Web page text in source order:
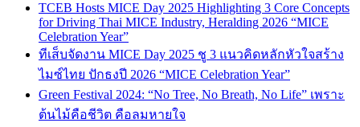
TCEB Hosts MICE Day 2025 Highlighting 3 Core Concepts
for Driving Thai MICE Industry, Heralding 2026 “MICE
Celebration Year”
ทีเส็บจัดงาน MICE Day 2025 ชู 3 แนวคิดหลักหัวใจสร้าง
ไมซ์ไทย ปักธงปี 2026 “MICE Celebration Year”
Green Festival 2024: “No Tree, No Breath, No Life” เพราะ
ต้นไม้คือชีวิต คือลมหายใจ